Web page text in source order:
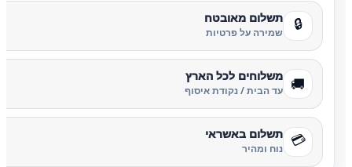
🔒 תשלום מאובטח
שמירה על פרטיות
🚚 משלוחים לכל הארץ
עד הבית / נקודת איסוף
💳 תשלום באשראי
נוח ומהיר